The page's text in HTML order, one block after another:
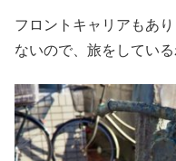
フロントキャリアもあ
ないので、旅をしてい